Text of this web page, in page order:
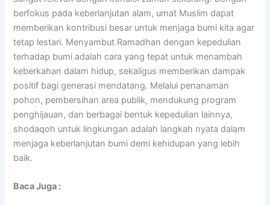
berfokus pada keberlanjutan alam, umat Muslim dapat
memberikan kontribusi besar untuk menjaga bumi kita agar
tetap lestari. Menyambut Ramadhan dengan kepedulian
terhadap bumi adalah cara yang tepat untuk menambah
keberkahan dalam hidup, sekaligus memberikan dampak
positif bagi generasi mendatang. Melalui penanaman
pohon, pembersihan area publik, mendukung program
penghijauan, dan berbagai bentuk kepedulian lainnya,
shodaqoh untuk lingkungan adalah langkah nyata dalam
menjaga keberlanjutan bumi demi kehidupan yang lebih
baik.
Baca Juga :